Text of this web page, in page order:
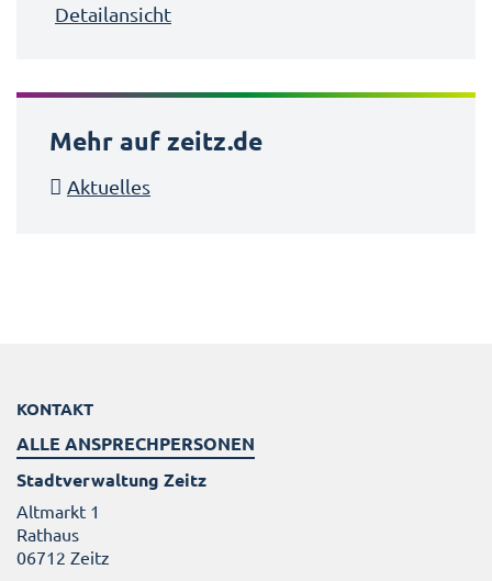
Detailansicht
Mehr auf zeitz.de
Aktuelles
KONTAKT
ALLE ANSPRECHPERSONEN
Stadtverwaltung Zeitz
Altmarkt 1
Rathaus
06712 Zeitz